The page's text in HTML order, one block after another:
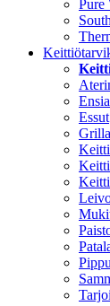
Pure
Essut